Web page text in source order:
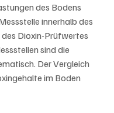
des Bodens
innerhalb des
Dioxin-Prüfwertes
sind die
Der Vergleich
im Boden